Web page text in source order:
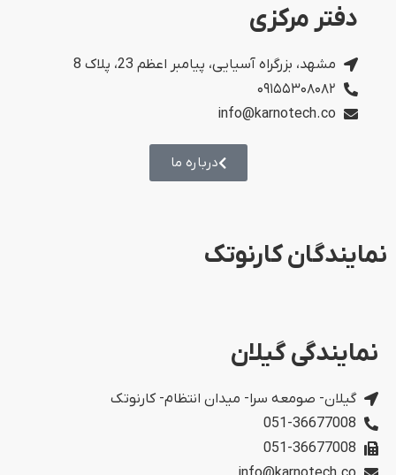
دفتر مرکزی
مشهد، بزرگراه آسیایی، پیامبر اعظم 23، پلاک 8
۰۹۱۵۵۳۰۸۰۸۲
info@karnotech.co
درباره ما
نمایندگان کارنوتک
نمایندگی گیلان
گیلان- صومعه سرا- میدان انتظام- کارنوتک
051-36677008
051-36677008